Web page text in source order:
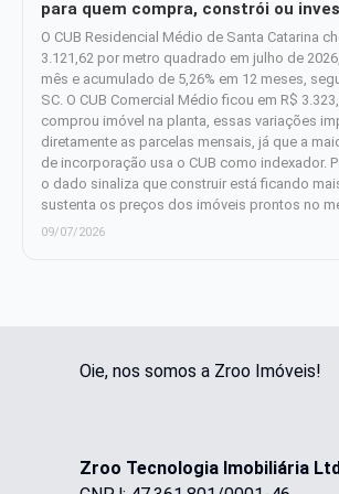
para quem compra, constrói ou
O CUB Residencial Médio de Santa Catarina
3.121,62 por metro quadrado em julho de
mês e acumulado de 5,26% em 12 meses,
SC. O CUB Comercial Médio ficou em R$
comprou imóvel na planta, essas variações
diretamente as parcelas mensais, já que a
de incorporação usa o CUB como indexador.
o dado sinaliza que construir está ficando
sustenta os preços dos imóveis prontos no
09/07/2026
Oie, nos somos a Zroo Imóveis!
Zroo Tecnologia Imobiliária